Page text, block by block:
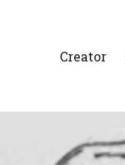
Creator